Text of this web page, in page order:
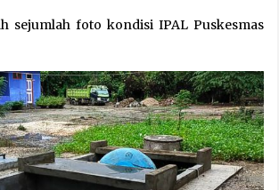
sejumlah foto kondisi IPAL Puskesmas